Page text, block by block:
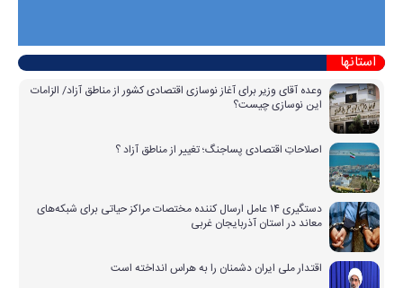
استانها
وعده آقای وزیر برای آغاز نوسازی اقتصادی کشور از مناطق آزاد/ الزامات
این نوسازی چیست؟
اصلاحاتِ اقتصادی پساجنگ؛ تغییر از مناطق آزاد ؟
دستگیری ۱۴ عامل ارسال کننده مختصات مراکز حیاتی برای شبکه‌های
معاند در استان آذربایجان غربی
اقتدار ملی ایران دشمنان را به هراس انداخته است